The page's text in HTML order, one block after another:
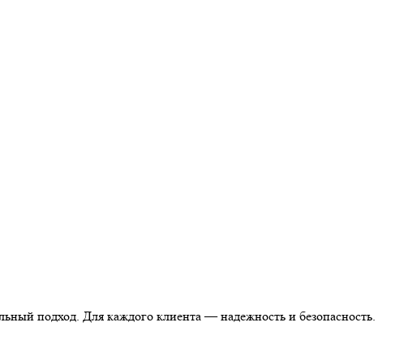
подход. Для каждого клиента — надежность и безопасность.